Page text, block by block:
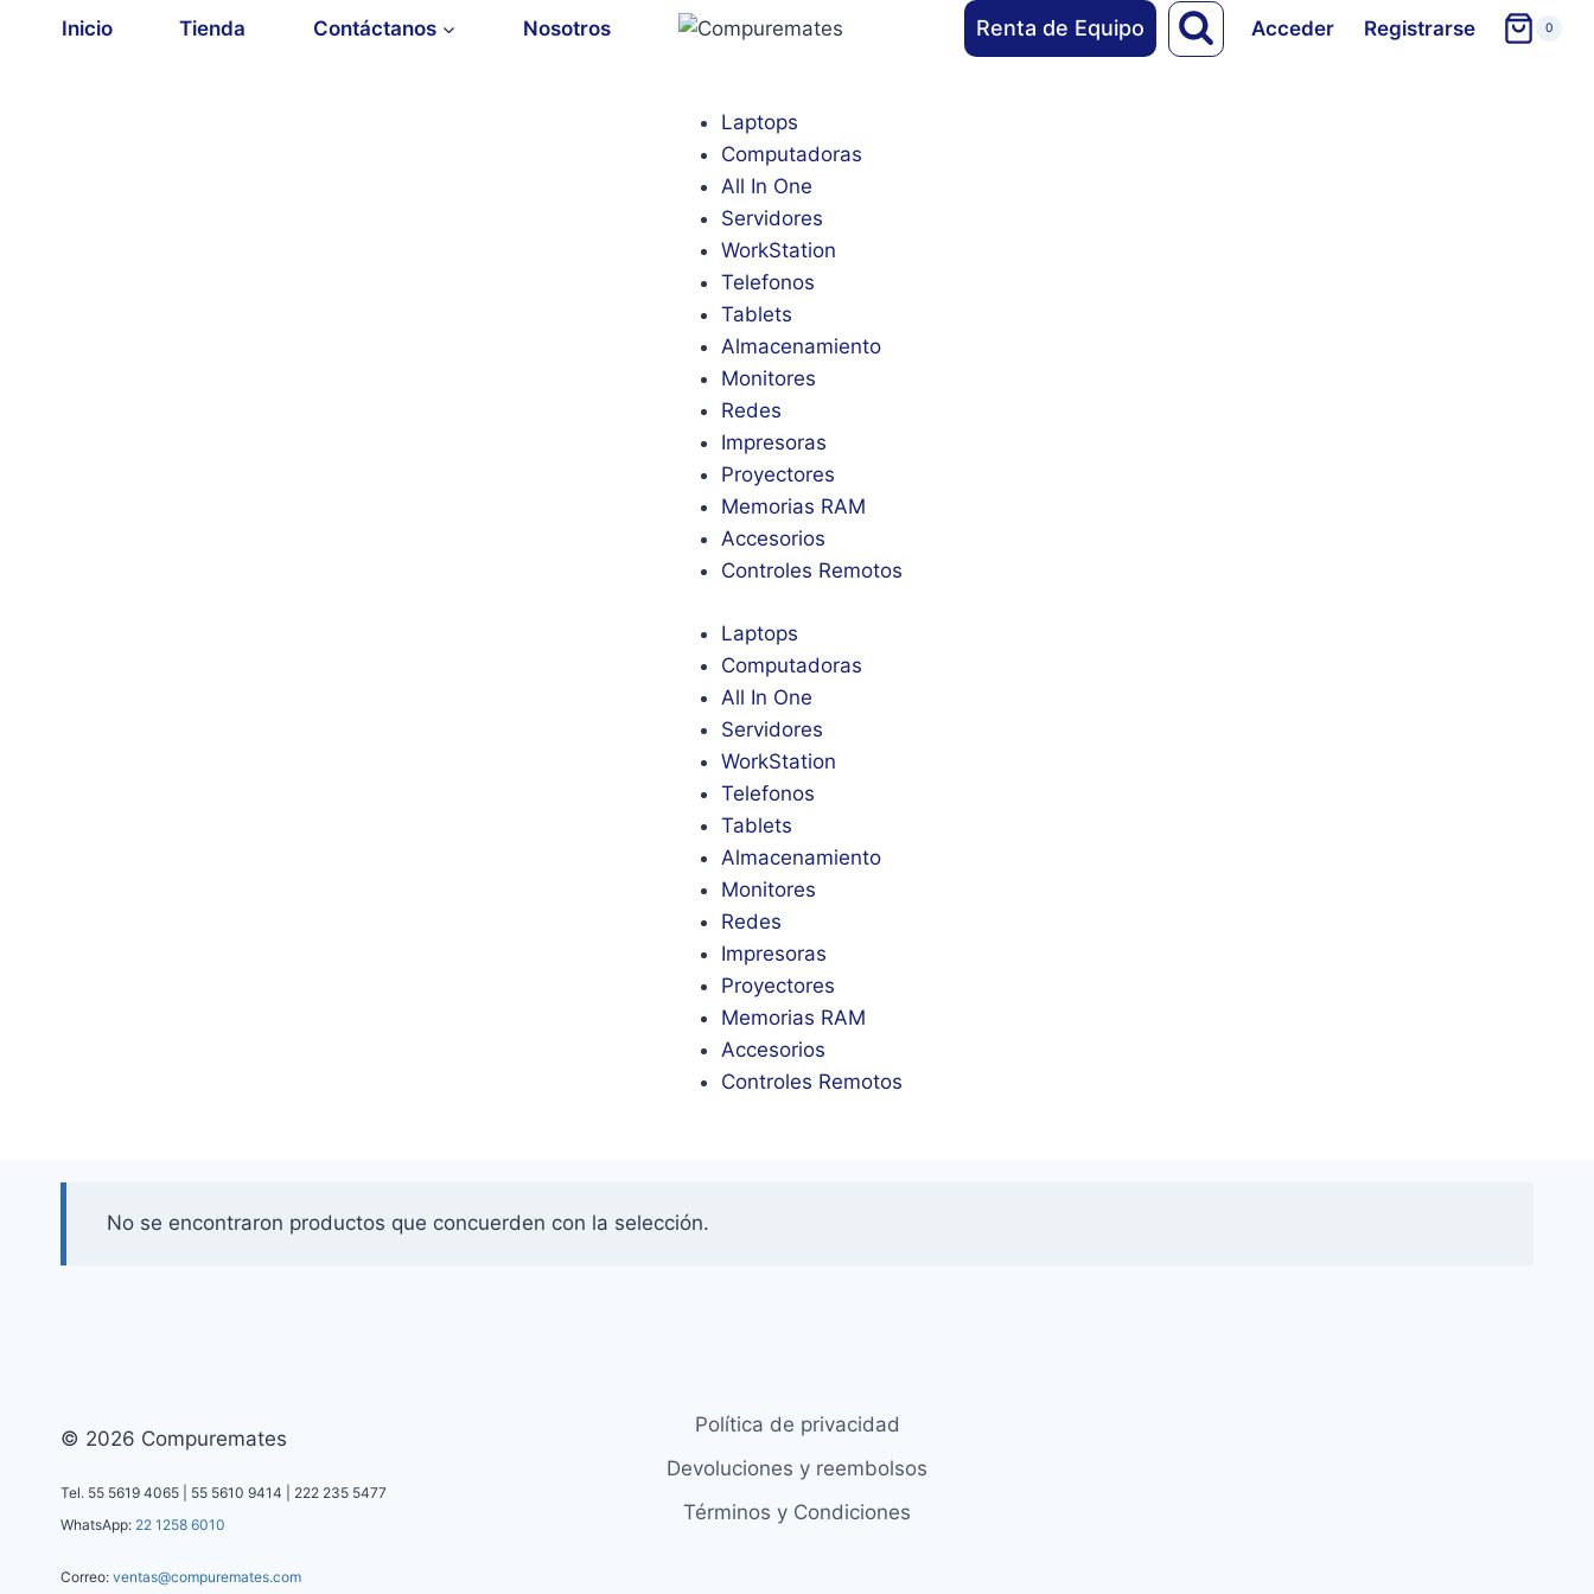
Inicio Tienda Contáctanos Nosotros Renta de Equipo Acceder Registrarse 0
Laptops
Computadoras
All In One
Servidores
WorkStation
Telefonos
Tablets
Almacenamiento
Monitores
Redes
Impresoras
Proyectores
Memorias RAM
Accesorios
Controles Remotos
Laptops
Computadoras
All In One
Servidores
WorkStation
Telefonos
Tablets
Almacenamiento
Monitores
Redes
Impresoras
Proyectores
Memorias RAM
Accesorios
Controles Remotos
No se encontraron productos que concuerden con la selección.
© 2026 Compuremates
Tel. 55 5619 4065 | 55 5610 9414 | 222 235 5477
WhatsApp: 22 1258 6010
Correo: ventas@compuremates.com
Política de privacidad
Devoluciones y reembolsos
Términos y Condiciones